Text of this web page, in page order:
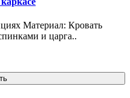
Материал: Кровать
и царга..